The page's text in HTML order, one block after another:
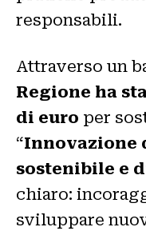
responsabili.
Attraverso un
Regione ha
di euro per
“Innovazione
sostenibile e
chiaro:
sviluppare